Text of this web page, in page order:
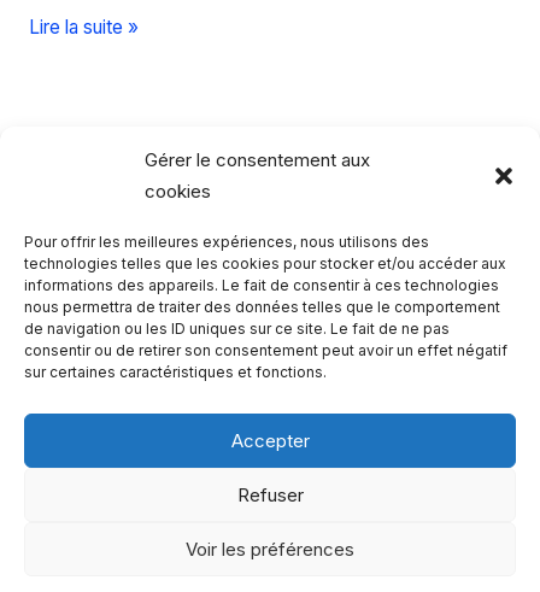
Gérer le consentement aux
cookies
Pour offrir les meilleures expériences, nous utilisons des
technologies telles que les cookies pour stocker et/ou accéder aux
informations des appareils. Le fait de consentir à ces technologies
nous permettra de traiter des données telles que le comportement
de navigation ou les ID uniques sur ce site. Le fait de ne pas
consentir ou de retirer son consentement peut avoir un effet négatif
sur certaines caractéristiques et fonctions.
Accepter
Refuser
Voir les préférences
Bali
d’entrée
dans
un
temple
Lire la suite »
Rechercher…
R
e
e
Qui sommes-nous ?